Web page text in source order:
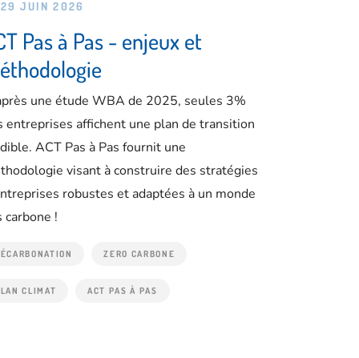
JUIN 2026
Pas à Pas - enjeux et
une étude WBA de 2025, seules 3%
entreprises affichent une plan de transition
ACT Pas à Pas fournit une
visant à construire des stratégies
robustes et adaptées à un monde
carbone !
ZERO CARBONE
CLIMAT ACT PAS À PAS